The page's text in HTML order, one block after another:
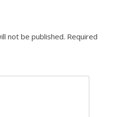
not be published. Required